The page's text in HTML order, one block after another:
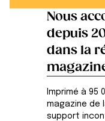
Nous
depuis
dans la
Imprimé à 95
magazine de
support